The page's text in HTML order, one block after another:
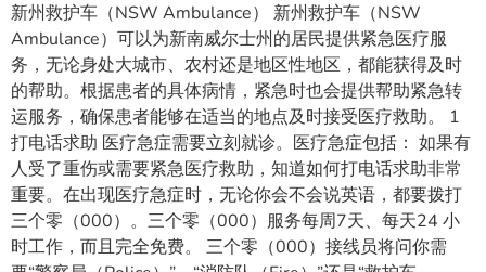
新州救护车（NSW Ambulance） 新州救护车（NSW
Ambulance）可以为新南威尔士州的居民提供紧急医疗服
务，无论身处大城市、农村还是地区性地区，都能获得及时
的帮助。根据患者的具体病情，紧急时也会提供帮助紧急转
运服务，确保患者能够在适当的地点及时接受医疗救助。 1
打电话求助 医疗急症需要立刻就诊。医疗急症包括： 如果有
人受了重伤或需要紧急医疗救助，知道如何打电话求助非常
重要。在出现医疗急症时，无论你会不会说英语，都要拨打
三个零（000）。三个零（000）服务每周7天、每天24 小
时工作，而且完全免费。 三个零（000）接线员将问你需